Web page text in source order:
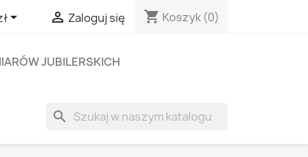
  Zaloguj się shopping_cart Koszyk (0)
JUBILERSKICH
search